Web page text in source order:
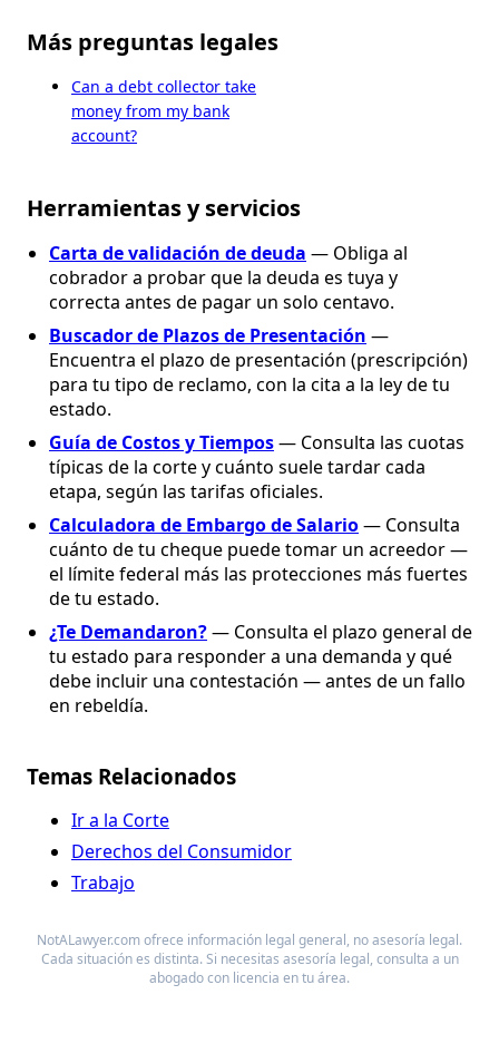
Más preguntas legales
Can a debt collector take
money from my bank
account?
Herramientas y servicios
Carta de validación de deuda — Obliga al
cobrador a probar que la deuda es tuya y
correcta antes de pagar un solo centavo.
Buscador de Plazos de Presentación —
Encuentra el plazo de presentación (prescripción)
para tu tipo de reclamo, con la cita a la ley de tu
estado.
Guía de Costos y Tiempos— Consulta las cuotas
típicas de la corte y cuánto suele tardar cada
etapa, según las tarifas oficiales.
Calculadora de Embargo de Salario— Consulta
cuánto de tu cheque puede tomar un acreedor —
el límite federal más las protecciones más fuertes
de tu estado.
¿Te Demandaron?— Consulta el plazo general de
tu estado para responder a una demanda y qué
debe incluir una contestación — antes de un fallo
en rebeldía.
Temas Relacionados
Ir a la Corte
Derechos del Consumidor
Trabajo
NotALawyer.com ofrece información legal general, no asesoría legal.
Cada situación es distinta. Si necesitas asesoría legal, consulta a un
abogado con licencia en tu área.